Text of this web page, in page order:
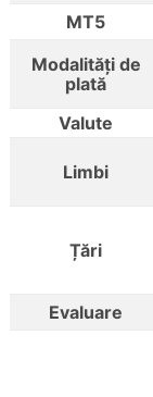
MT5
Modalități de
plată
Valute
Limbi
Țări
Evaluare